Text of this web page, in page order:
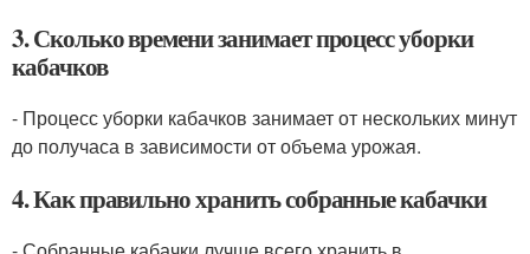
3. Сколько времени занимает процесс уборки
кабачков
- Процесс уборки кабачков занимает от нескольких минут
до получаса в зависимости от объема урожая.
4. Как правильно хранить собранные кабачки